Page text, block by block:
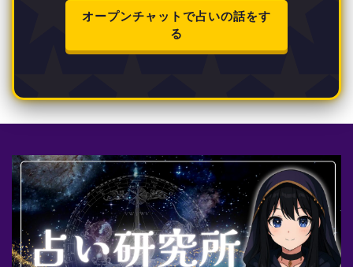
オープンチャットで占いの話をす
る